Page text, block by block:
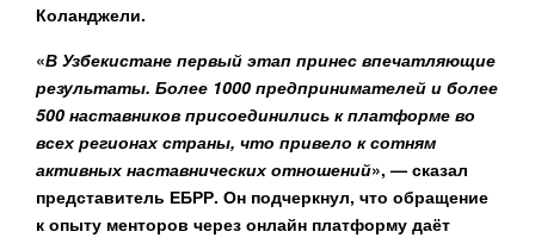
Коланджели.
«В Узбекистане первый этап принес впечатляющие
результаты. Более 1000 предпринимателей и более
500 наставников присоединились к платформе во
всех регионах страны, что привело к сотням
активных наставнических отношений», — сказал
представитель ЕБРР. Он подчеркнул, что обращение
к опыту менторов через онлайн платформу даёт